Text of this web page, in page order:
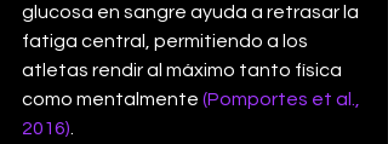
glucosa en sangre ayuda a retrasar la
fatiga central, permitiendo a los
atletas rendir al máximo tanto física
como mentalmente (Pomportes et al.,
2016).